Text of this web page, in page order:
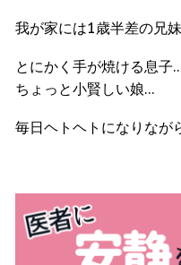
我が家には1歳半差の兄妹
とにかく手が焼ける息子
ちょっと小賢しい娘…
毎日ヘトヘトになりなが